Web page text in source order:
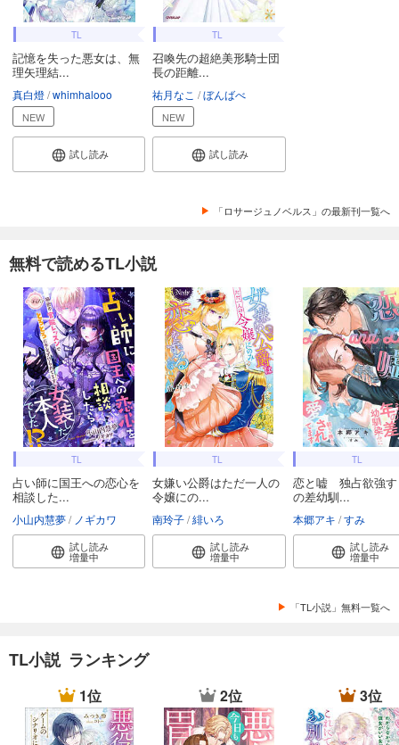
TL
記憶を失った悪女は、無
理矢理結...
真白燈 whimhalooo
NEW
試し読み
TL
召喚先の超絶美形騎士団
長の距離...
祐月なこ ぼんばべ
NEW
試し読み
「ロサージュノベルス」の最新刊一覧へ
無料で読めるTL小説
TL
占い師に国王への恋心を
相談した...
小山内慧夢 ノギカワ
試し読み
増量中
TL
女嫌い公爵はただ一人の
令嬢にの...
南玲子 緋いろ
試し読み
増量中
TL
恋と嘘 独占欲強す
の差幼馴...
本郷アキ すみ
試し読み
増量中
「TL小説」無料一覧へ
TL小説 ランキング
1位 2位 3位